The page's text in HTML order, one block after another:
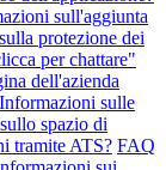
sull'aggiunta
protezione dei
per chattare"
dell'azienda
Informazioni sulle
spazio di
tramite ATS? FAQ